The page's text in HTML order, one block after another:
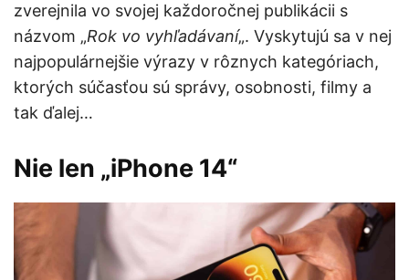
zverejnila vo svojej každoročnej publikácii s
názvom „Rok vo vyhľadávaní„. Vyskytujú sa v nej
najpopulárnejšie výrazy v rôznych kategóriach,
ktorých súčasťou sú správy, osobnosti, filmy a
tak ďalej…
Nie len „iPhone 14“